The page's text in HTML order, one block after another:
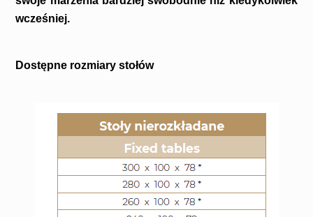
wcześniej.
Dostępne rozmiary stołów